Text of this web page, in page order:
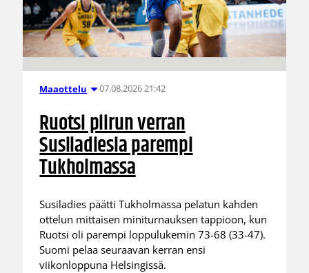
Maaottelu 07.08.2026 21:42
Ruotsi piirun verran
Susiladiesia parempi
Tukholmassa
Susiladies päätti Tukholmassa pelatun kahden
ottelun mittaisen miniturnauksen tappioon, kun
Ruotsi oli parempi loppulukemin 73-68 (33-47).
Suomi pelaa seuraavan kerran ensi
viikonloppuna Helsingissä.